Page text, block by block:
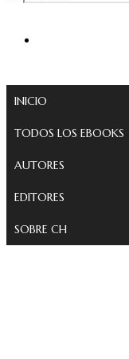
INICIO
TODOS LOS EBOOKS
AUTORES
EDITORES
SOBRE CH